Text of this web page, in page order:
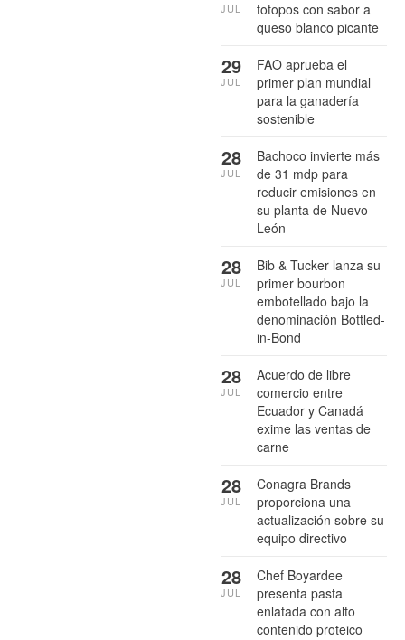
totopos con sabor a
queso blanco picante
JUL
FAO aprueba el
primer plan mundial
para la ganadería
sostenible
29
JUL
Bachoco invierte más
de 31 mdp para
reducir emisiones en
su planta de Nuevo
León
28
JUL
Bib & Tucker lanza su
primer bourbon
embotellado bajo la
denominación Bottled-
in-Bond
28
JUL
Acuerdo de libre
comercio entre
Ecuador y Canadá
exime las ventas de
carne
28
JUL
Conagra Brands
proporciona una
actualización sobre su
equipo directivo
28
JUL
Chef Boyardee
presenta pasta
enlatada con alto
contenido proteico
28
JUL